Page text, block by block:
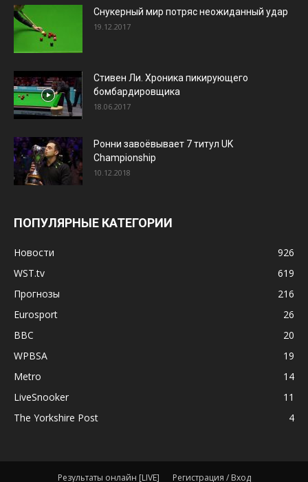
Снукерный мир потряс неожиданный удар
19.12.2017
Стивен Ли. Хроника пикирующего
бомбардировщика
18.06.2017
Ронни завоёвывает 7 титул UK
Championship
10.12.2018
ПОПУЛЯРНЫЕ КАТЕГОРИИ
Новости
926
WST.tv
619
Прогнозы
216
Eurosport
26
BBC
20
WPBSA
19
Metro
14
LiveSnooker
11
The Yorkshire Post
4
Результаты онлайн [LIVE] Регистрация / Вход